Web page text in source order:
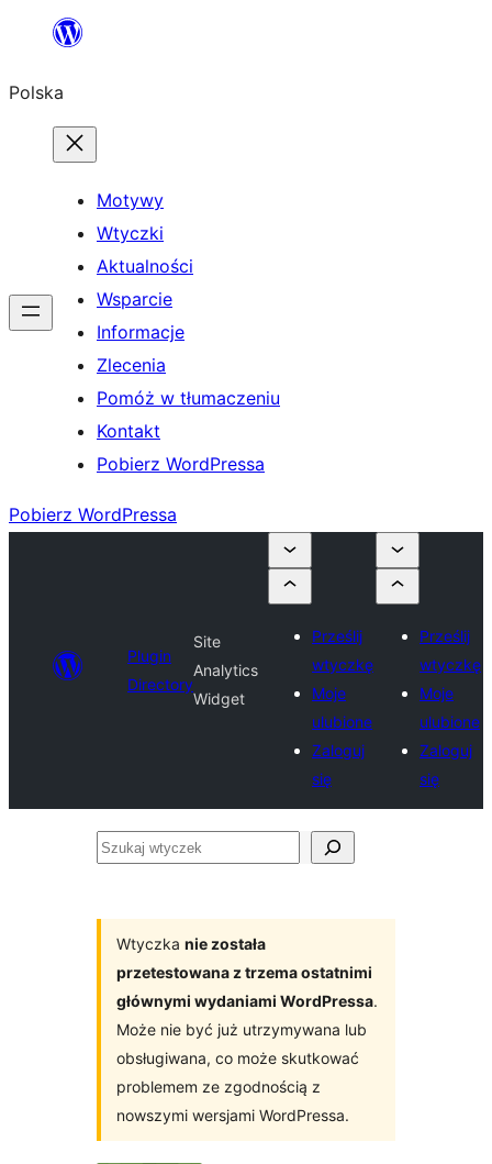
Przejdź
treści
Polska
Motywy
Wtyczki
Aktualności
Wsparcie
Informacje
Zlecenia
Pomóż w tłumaczeniu
Kontakt
Pobierz WordPressa
Pobierz WordPressa
Plugin
Directory
Site
Analytics
Widget
Prześlij
wtyczkę
Moje
ulubione
Zaloguj
się
Prześlij
wtyczkę
Moje
ulubione
Zaloguj
się
Szukaj
Wtyczka nie została
przetestowana z trzema ostatnimi
głównymi wydaniami WordPressa.
Może nie być już utrzymywana lub
obsługiwana, co może skutkować
problemem ze zgodnością z
nowszymi wersjami WordPressa.